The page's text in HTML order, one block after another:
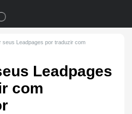
seus Leadpages por traduzir com
Leadpages
com